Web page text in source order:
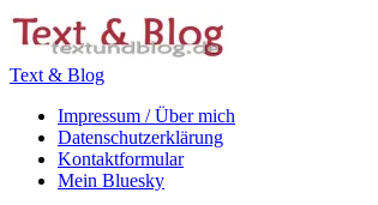
Zum
Inhalt
Text & Blog
Impressum / Über mich
Datenschutzerklärung
Kontaktformular
Mein Bluesky